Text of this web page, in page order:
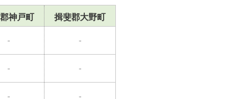
神戸町 揖斐郡大野町
- -
- -
- -